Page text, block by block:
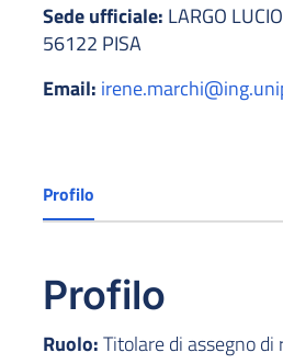
Sede ufficiale: LARGO
56122 PISA
Email:
Profilo
Profilo
Ruolo:Titolare di assegno di